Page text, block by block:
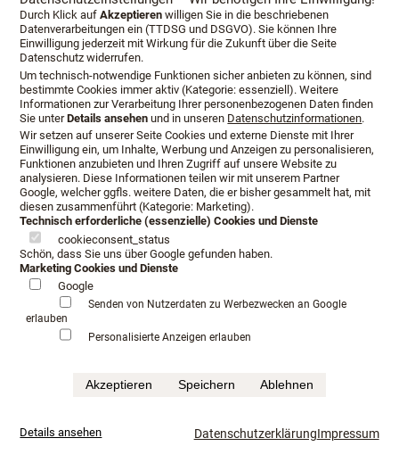
Öffnungszeiten Anfahrt
Beratungstermin
Serviceangebot
Infopaket
mehr...
Häufig gesucht: Boxspringbetten Testen Luxushotel schlafen
Durch Klick aufAkzeptieren willigen Sie in die beschriebenen
Datenverarbeitungen ein (TTDSG und DSGVO). Sie können Ihre
Einwilligung jederzeit mit Wirkung für die Zukunft über die Seite
Datenschutz widerrufen.
Um technisch-notwendige Funktionen sicher anbieten zu können, sind
bestimmte Cookies immer aktiv (Kategorie: essenziell). Weitere
Informationen zur Verarbeitung Ihrer personenbezogenen Daten finden
Sie unterDetails ansehen und in unseren Datenschutzinformationen.
Wir setzen auf unserer Seite Cookies und externe Dienste mit Ihrer
Einwilligung ein, um Inhalte, Werbung und Anzeigen zu personalisieren,
Funktionen anzubieten und Ihren Zugriff auf unsere Website zu
analysieren. Diese Informationen teilen wir mit unserem Partner
Google, welcher ggfls. weitere Daten, die er bisher gesammelt hat, mit
diesen zusammenführt (Kategorie: Marketing).
Technisch erforderliche (essenzielle) Cookies und Dienste
cookieconsent_status
Schön, dass Sie uns über Google gefunden haben.
Marketing Cookies und Dienste
Google
Senden von Nutzerdaten zu Werbezwecken an Google
erlauben
Personalisierte Anzeigen erlauben
Akzeptieren Speichern Ablehnen
Details ansehen DatenschutzerklärungImpressum